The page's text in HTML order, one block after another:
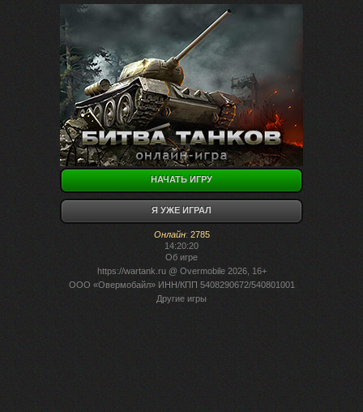
НАЧАТЬ ИГРУ
Я УЖЕ ИГРАЛ
Онлайн: 2785
14:20:20
Об игре
https://wartank.ru@ Overmobile 2026, 16+
ООО «Овермобайл» ИНН/КПП 5408290672/540801001
Другие игры